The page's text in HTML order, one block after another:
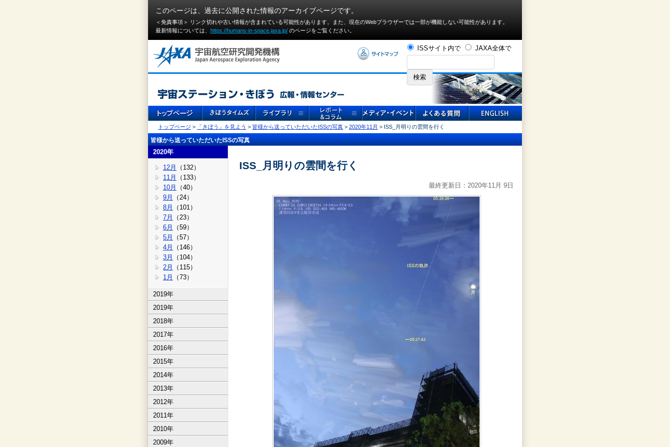
このページは、過去に公開された情報のアーカイブページです。
＜免責事項＞ リンク切れや古い情報が含まれている可能性があります。また、現在のWebブラウザーでは⼀部が機能しない可能性があります。
最新情報については、 https://humans-in-space.jaxa.jp/ のページをご覧ください。
ISSサイト内で JAXA全体で
トップページ > 「きぼう」を見よう > 皆様から送っていただいたISSの写真 > 2020年11月 > ISS_月明りの雲間を行く
皆様から送っていただいたISSの写真
2020年
12月
（132）
11月
（133）
10月
（40）
9月
（24）
8月
（101）
7月
（23）
6月
（59）
5月
（57）
4月
（146）
3月
（104）
2月
（115）
1月
（73）
2019年
2019年
2018年
2017年
2016年
2015年
2014年
2013年
2012年
2011年
2010年
2009年
ISS_月明りの雲間を行く
最終更新日：2020年11月 9日